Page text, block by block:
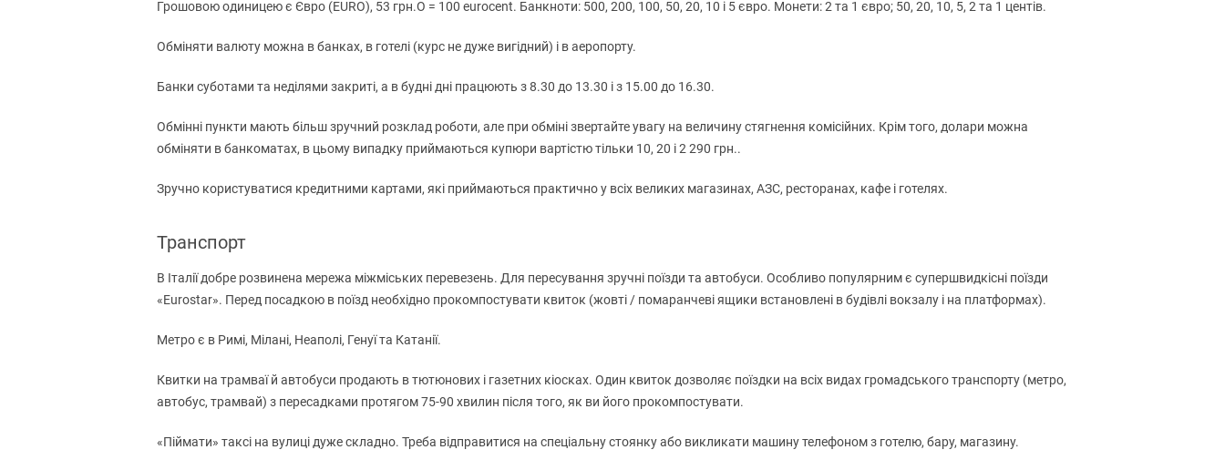
Грошовою одиницею є Євро (EURO), 53 грн.O = 100 eurocent. Банкноти: 500, 200, 100, 50, 20, 10 і 5 євро. Монети: 2 та 1 євро; 50, 20, 10, 5, 2 та 1 центів.
Обміняти валюту можна в банках, в готелі (курс не дуже вигідний) і в аеропорту.
Банки суботами та неділями закриті, а в будні дні працюють з 8.30 до 13.30 і з 15.00 до 16.30.
Обмінні пункти мають більш зручний розклад роботи, але при обміні звертайте увагу на величину стягнення комісійних. Крім того, долари можна
обміняти в банкоматах, в цьому випадку приймаються купюри вартістю тільки 10, 20 і 2 290 грн..
Зручно користуватися кредитними картами, які приймаються практично у всіх великих магазинах, АЗС, ресторанах, кафе і готелях.
Транспорт
В Італії добре розвинена мережа міжміських перевезень. Для пересування зручні поїзди та автобуси. Особливо популярним є супершвидкісні поїзди
«Eurostar». Перед посадкою в поїзд необхідно прокомпостувати квиток (жовті / помаранчеві ящики встановлені в будівлі вокзалу і на платформах).
Метро є в Римі, Мілані, Неаполі, Генуї та Катанії.
Квитки на трамваї й автобуси продають в тютюнових і газетних кіосках. Один квиток дозволяє поїздки на всіх видах громадського транспорту (метро,
​​автобус, трамвай) з пересадками протягом 75-90 хвилин після того, як ви його прокомпостувати.
«Піймати» таксі на вулиці дуже складно. Треба відправитися на спеціальну стоянку або викликати машину телефоном з готелю, бару, магазину.